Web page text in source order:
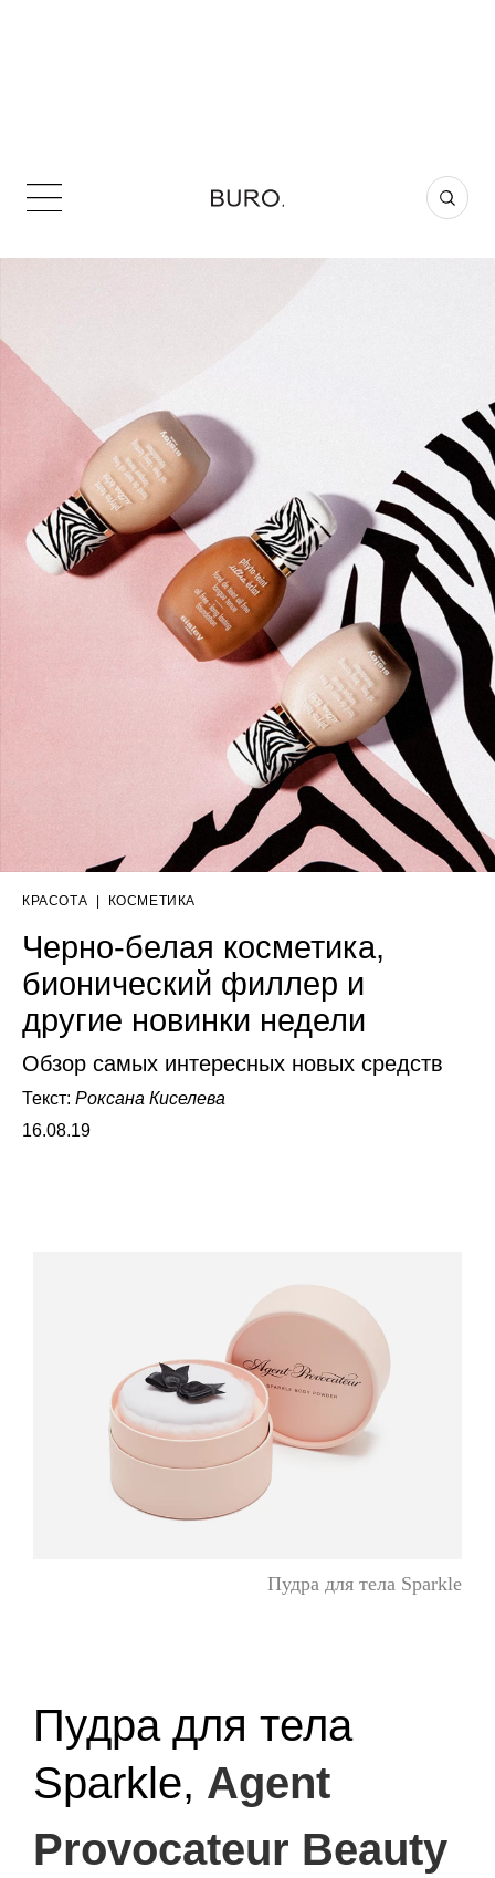
КРАСОТА | КОСМЕТИКА
Черно-белая косметика,
бионический филлер и
другие новинки недели
Обзор самых интересных новых средств
Текст: Роксана Киселева
16.08.19
Пудра для тела Sparkle
Пудра для тела
Sparkle, Agent
Provocateur Beauty